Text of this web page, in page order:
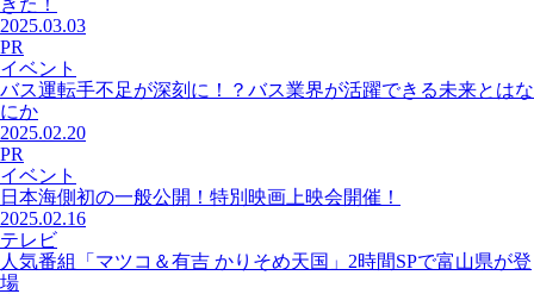
きた！
2025.03.03
PR
イベント
バス運転手不足が深刻に！？バス業界が活躍できる未来とはな
にか
2025.02.20
PR
イベント
日本海側初の一般公開！特別映画上映会開催！
2025.02.16
テレビ
人気番組「マツコ＆有吉 かりそめ天国」2時間SPで富山県が登
場